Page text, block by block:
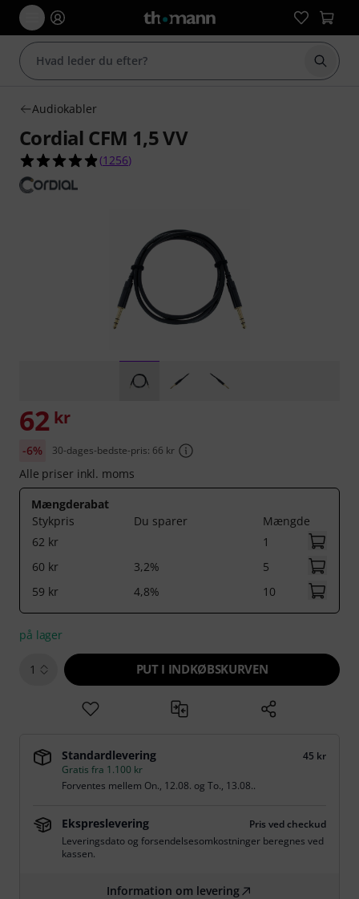
Start
Audiokabler
Cordial CFM 1,5 VV
4.8 ud af 5 stjerner fra 1256 kundebedømmelser
(1256)
62 kr
-6% 30-dages-bedste-pris: 66 kr
Alle priser inkl. moms
Mængderabat
Stykpris
Du sparer
Mængde
62 kr
1
60 kr
3,2%
5
59 kr
4,8% 10
på lager
1 PUT I INDKØBSKURVEN
Standardlevering
45 kr
Gratis fra 1.100 kr
Forventes mellem On., 12.08. og To., 13.08..
Ekspreslevering
Pris ved checkud
Leveringsdato og forsendelsesomkostninger beregnes ved
kassen.
Information om levering